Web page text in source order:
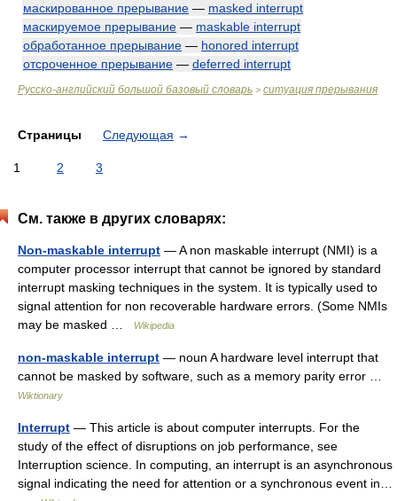
маскированное прерывание — masked interrupt
маскируемое прерывание — maskable interrupt
обработанное прерывание — honored interrupt
отсроченное прерывание — deferred interrupt
Русско-английский большой базовый словарь > ситуация прерывания
Страницы Следующая →
1 2 3
См. также в других словарях:
Non-maskable interrupt — A non maskable interrupt (NMI) is a
computer processor interrupt that cannot be ignored by standard
interrupt masking techniques in the system. It is typically used to
signal attention for non recoverable hardware errors. (Some NMIs
may be masked …
Wikipedia
non-maskable interrupt — noun A hardware level interrupt that
cannot be masked by software, such as a memory parity error …
Wiktionary
Interrupt — This article is about computer interrupts. For the
study of the effect of disruptions on job performance, see
Interruption science. In computing, an interrupt is an asynchronous
signal indicating the need for attention or a synchronous event in…